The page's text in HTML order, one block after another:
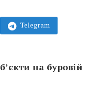
Telegram
на буровій